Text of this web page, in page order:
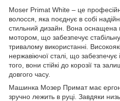
Moser Primat White – це
волосся, яка поєднує в собі
стильний дизайн. Вона оснащена
мотором, що забезпечує
тривалому використанні.
нержавіючої сталі, що забезпечує
того, вони стійкі до корозії та
довгого часу.
Машинка Мозер Примат має
зручно лежить в руці. Завдяки